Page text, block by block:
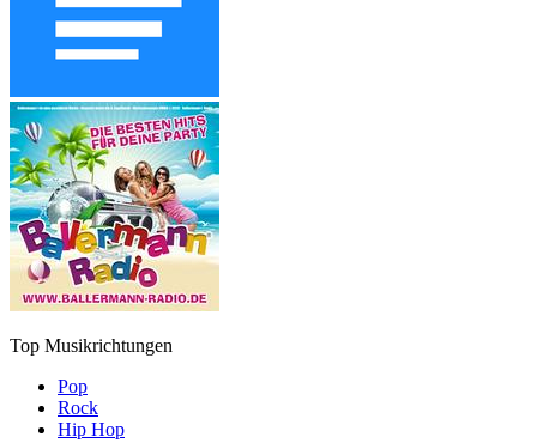
Top Musikrichtungen
Pop
Rock
Hip Hop